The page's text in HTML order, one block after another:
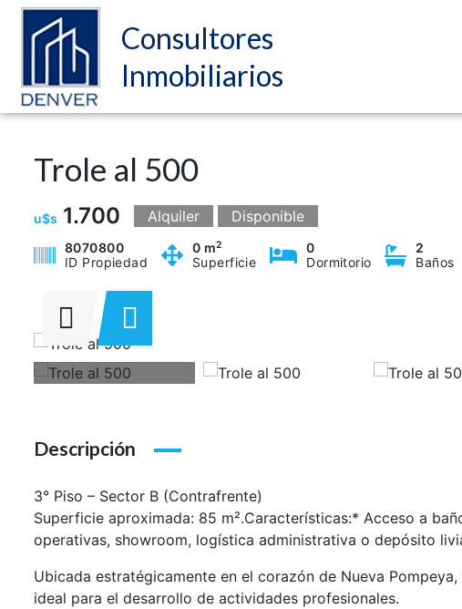
Consultores
Inmobiliarios
Trole al 500
u$s 1.700 Alquiler Disponible
8070800
ID Propiedad
0 m2
Superficie
0
Dormitorio
2
Baños
Descripción
3° Piso – Sector B (Contrafrente)
Superficie aproximada: 85 m².Características:* Acceso a
operativas, showroom, logística administrativa o depósito
Ubicada estratégicamente en el corazón de Nueva
ideal para el desarrollo de actividades profesionales.